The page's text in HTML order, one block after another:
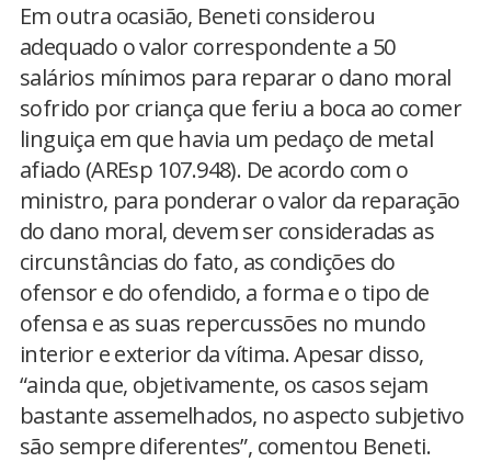
Em outra ocasião, Beneti considerou
adequado o valor correspondente a 50
salários mínimos para reparar o dano moral
sofrido por criança que feriu a boca ao comer
linguiça em que havia um pedaço de metal
afiado (AREsp 107.948). De acordo com o
ministro, para ponderar o valor da reparação
do dano moral, devem ser consideradas as
circunstâncias do fato, as condições do
ofensor e do ofendido, a forma e o tipo de
ofensa e as suas repercussões no mundo
interior e exterior da vítima. Apesar disso,
“ainda que, objetivamente, os casos sejam
bastante assemelhados, no aspecto subjetivo
são sempre diferentes”, comentou Beneti.